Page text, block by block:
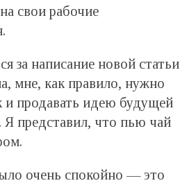
свои рабочие
за написание новой статьи
мне, как правило, нужно
продавать идею будущей
Я представил, что пью чай
очень спокойно — это